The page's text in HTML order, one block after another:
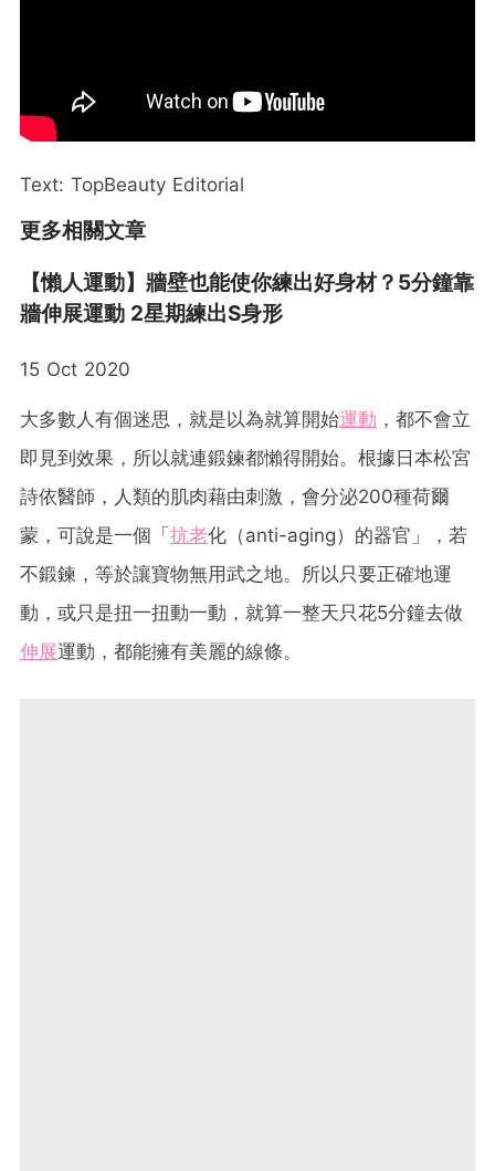
Text: TopBeauty Editorial
更多相關文章
【懶人運動】牆壁也能使你練出好身材？5分鐘靠
牆伸展運動 2星期練出S身形
15 Oct 2020
大多數人有個迷思，就是以為就算開始運動 ，都不會立
即見到效果，所以就連鍛鍊都懶得開始。根據日本松宮
詩依醫師，人類的肌肉藉由刺激，會分泌200種荷爾
蒙，可說是一個「抗老化（anti-aging）的器官」，若
不鍛鍊，等於讓寶物無用武之地。所以只要正確地運
動，或只是扭一扭動一動，就算一整天只花5分鐘去做
伸展運動，都能擁有美麗的線條。